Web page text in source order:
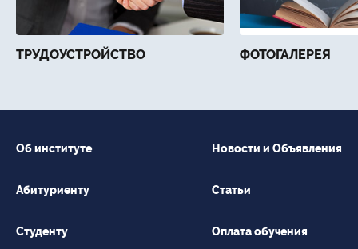
ТРУДОУСТРОЙСТВО ФОТОГАЛЕРЕЯ
Об институте
Абитуриенту
Студенту
Новости и Объявления
Статьи
Оплата обучения